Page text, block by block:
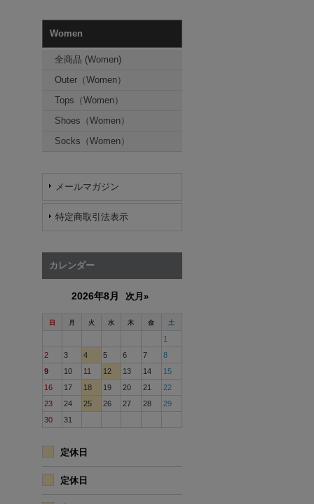
Women
全商品 (Women)
Outer（Women）
Tops（Women）
Shoes（Women）
Socks（Women）
メールマガジン
特定商取引法表示
カレンダー
2026年8月 次月»
日 月 火 水 木 金 土
1
2
3 4 5 6 7
8
9
10 11 12 13 14
15
16
17 18 19 20 21
22
23
24 25 26 27 28
29
30
31
定休日
定休日